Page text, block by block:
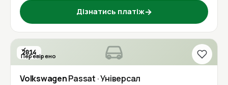
Дізнатись платіж→
2014
Перевірено
VolkswagenPassat · Універсал